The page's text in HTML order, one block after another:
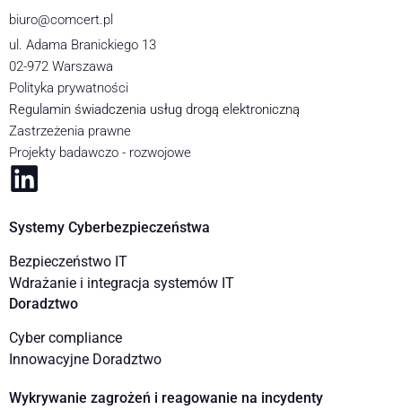
biuro@comcert.pl
ul. Adama Branickiego 13
02-972 Warszawa
Polityka prywatności
Regulamin świadczenia usług drogą elektroniczną
Zastrzeżenia prawne
Projekty badawczo - rozwojowe
Systemy Cyberbezpieczeństwa
Bezpieczeństwo IT
Wdrażanie i integracja systemów IT
Doradztwo
Cyber compliance
Innowacyjne Doradztwo
Wykrywanie zagrożeń i reagowanie na incydenty